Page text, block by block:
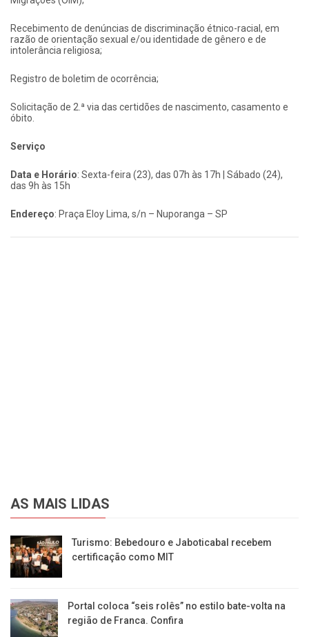
Recebimento de denúncias de discriminação étnico-racial, em
razão de orientação sexual e/ou identidade de gênero e de
intolerância religiosa;
Registro de boletim de ocorrência;
Solicitação de 2.ª via das certidões de nascimento, casamento e
óbito.
Serviço
Data e Horário: Sexta-feira (23), das 07h às 17h | Sábado (24),
das 9h às 15h
Endereço: Praça Eloy Lima, s/n – Nuporanga – SP
AS MAIS LIDAS
Turismo: Bebedouro e Jaboticabal recebem
certificação como MIT
Portal coloca “seis rolês” no estilo bate-volta na
região de Franca. Confira